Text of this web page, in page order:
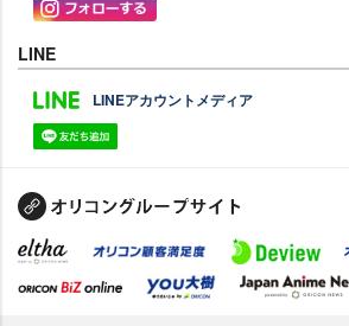
LINE
LINEアカウントメディア